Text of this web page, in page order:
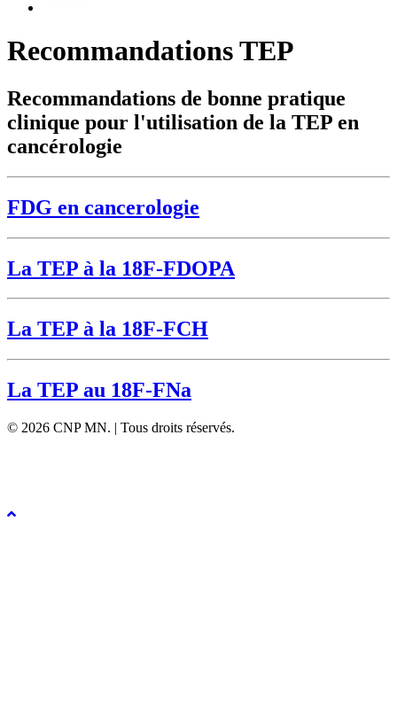
Recommandations TEP
Recommandations de bonne pratique
clinique pour l'utilisation de la TEP en
cancérologie
FDG en cancerologie
La TEP à la 18F-FDOPA
La TEP à la 18F-FCH
La TEP au 18F-FNa
© 2026 CNP MN. | Tous droits réservés.